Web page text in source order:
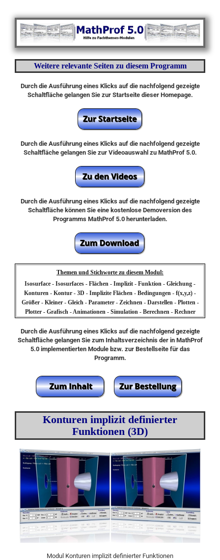
Weitere relevante Seiten zu diesem Programm
Durch die Ausführung eines Klicks auf die nachfolgend gezeigte
Schaltfläche gelangen Sie zur Startseite dieser Homepage.
Durch die Ausführung eines Klicks auf die nachfolgend gezeigte
Schaltfläche gelangen Sie zur Videoauswahl zu MathProf 5.0.
Durch die Ausführung eines Klicks auf die nachfolgend gezeigte
Schaltfläche können Sie eine kostenlose Demoversion des
Programms MathProf 5.0 herunterladen.
Themen und Stichworte zu diesem Modul:
Isosurface - Isosurfaces - Flächen - Implizit - Funktion - Gleichung -
Konturen - Kontur - 3D - Implizite Flächen - Bedingungen - f(x,y,z) -
Größer - Kleiner - Gleich - Parameter - Zeichnen - Darstellen - Plotten -
Plotter - Grafisch - Animationen - Simulation - Berechnen - Rechner
Durch die Ausführung eines Klicks auf die nachfolgend gezeigte
Schaltfläche gelangen Sie zum Inhaltsverzeichnis der in MathProf
5.0 implementierten Module bzw. zur Bestellseite für das
Programm.
Konturen implizit definierter
Funktionen (3D)
Modul Konturen implizit definierter Funktionen